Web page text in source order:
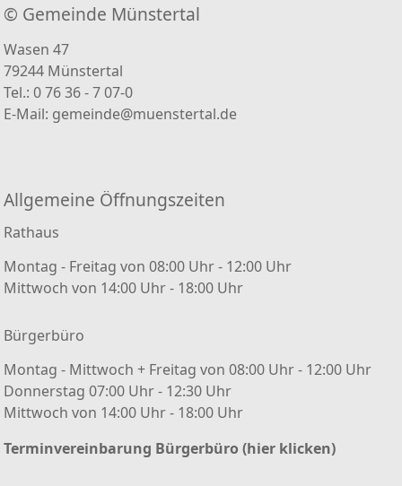
© Gemeinde Münstertal
Wasen 47
79244 Münstertal
Tel.: 0 76 36 - 7 07-0
E-Mail: gemeinde@muenstertal.de
Allgemeine Öffnungszeiten
Rathaus
Montag - Freitag von 08:00 Uhr - 12:00 Uhr
Mittwoch von 14:00 Uhr - 18:00 Uhr
Bürgerbüro
Montag - Mittwoch + Freitag von 08:00 Uhr - 12:00 Uhr
Donnerstag 07:00 Uhr - 12:30 Uhr
Mittwoch von 14:00 Uhr - 18:00 Uhr
Terminvereinbarung Bürgerbüro (hier klicken)